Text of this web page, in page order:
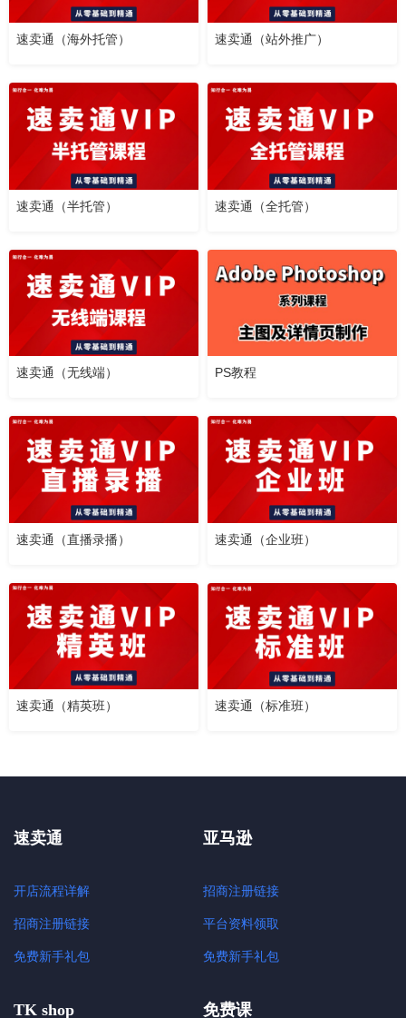
速卖通（海外托管） 速卖通（站外推广）
速卖通（半托管） 速卖通（全托管）
速卖通（无线端） PS教程
速卖通（直播录播） 速卖通（企业班）
速卖通（精英班） 速卖通（标准班）
速卖通
开店流程详解
招商注册链接
免费新手礼包
亚马逊
招商注册链接
平台资料领取
免费新手礼包
TK shop 免费课